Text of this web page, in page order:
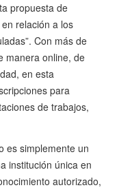
propuesta de
relación a los
Con más de
manera online, de
en esta
para
de trabajos,
es simplemente un
institución única en
autorizado,